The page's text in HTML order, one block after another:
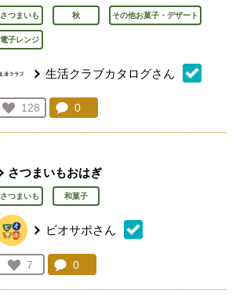
さつまいも 秋 その他お菓子・デザート
電子レンジ
生活クラブカタログさん
お気に入り登録：
128
人が登録
コメント：
0
さつまいもおはぎ
さつまいも 和菓子
ビオサポさん
お気に入り登録：
7
人が登録
コメント：
0